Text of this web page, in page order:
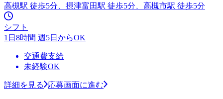
高槻駅 徒歩5分、摂津富田駅 徒歩5分、高槻市駅 徒歩5分
シフト
1日8時間 週5日からOK
交通費支給
未経験OK
詳細を見る 応募画面に進む